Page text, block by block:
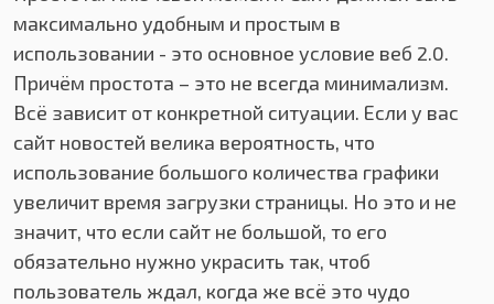
максимально удобным и простым в
использовании - это основное условие веб 2.0.
Причём простота – это не всегда минимализм.
Всё зависит от конкретной ситуации. Если у вас
сайт новостей велика вероятность, что
использование большого количества графики
увеличит время загрузки страницы. Но это и не
значит, что если сайт не большой, то его
обязательно нужно украсить так, чтоб
пользователь ждал, когда же всё это чудо